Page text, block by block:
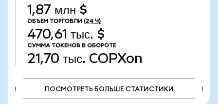
1,87 млн $
ОБЪЕМ ТОРГОВЛИ (24 Ч)
470,61 тыс. $
СУММА ТОКЕНОВ В ОБОРОТЕ
21,70 тыс. COPXon
ПОСМОТРЕТЬ БОЛЬШЕ СТАТИСТИКИ